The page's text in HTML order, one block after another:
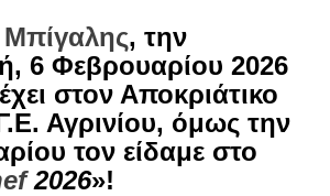
, την
6 Φεβρουαρίου 2026
στον Αποκριάτικο
Αγρινίου, όμως την
τον είδαμε στο
2026»!